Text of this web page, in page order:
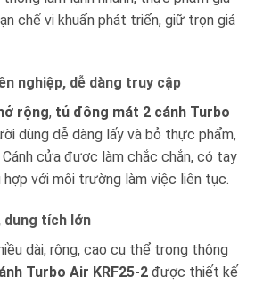
chế vi khuẩn phát triển, giữ trọn giá
nghiệp, dễ dàng truy cập
rộng, tủ đông mát 2 cánh Turbo
dùng dễ dàng lấy và bỏ thực phẩm,
cửa được làm chắc chắn, có tay
với môi trường làm việc liên tục.
dung tích lớn
dài, rộng, cao cụ thể trong thông
Turbo Air KRF25-2 được thiết kế